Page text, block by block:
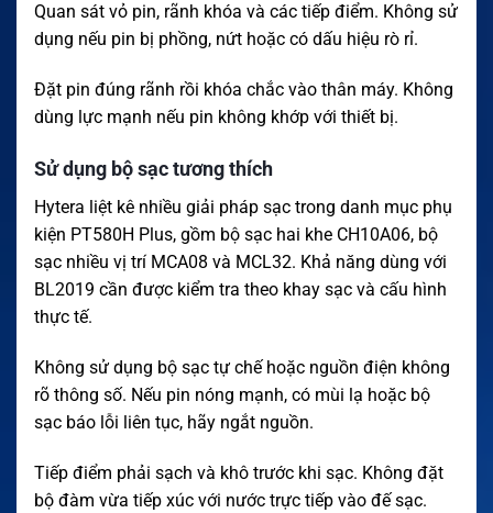
Quan sát vỏ pin, rãnh khóa và các tiếp điểm. Không sử
dụng nếu pin bị phồng, nứt hoặc có dấu hiệu rò rỉ.
Đặt pin đúng rãnh rồi khóa chắc vào thân máy. Không
dùng lực mạnh nếu pin không khớp với thiết bị.
Sử dụng bộ sạc tương thích
Hytera liệt kê nhiều giải pháp sạc trong danh mục phụ
kiện PT580H Plus, gồm bộ sạc hai khe CH10A06, bộ
sạc nhiều vị trí MCA08 và MCL32. Khả năng dùng với
BL2019 cần được kiểm tra theo khay sạc và cấu hình
thực tế.
Không sử dụng bộ sạc tự chế hoặc nguồn điện không
rõ thông số. Nếu pin nóng mạnh, có mùi lạ hoặc bộ
sạc báo lỗi liên tục, hãy ngắt nguồn.
Tiếp điểm phải sạch và khô trước khi sạc. Không đặt
bộ đàm vừa tiếp xúc với nước trực tiếp vào đế sạc.